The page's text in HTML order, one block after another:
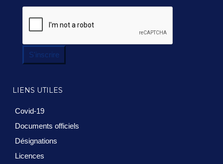
S'inscrire
LIENS UTILES
Covid-19
Documents officiels
Désignations
Licences